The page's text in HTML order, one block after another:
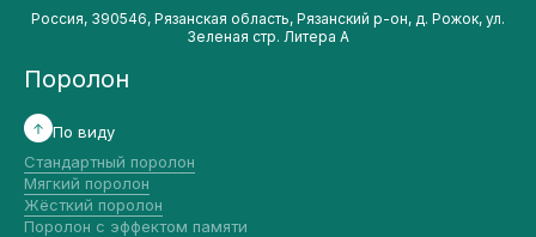
Россия, 390546, Рязанская область, Рязанский р-он, д. Рожок, ул.
Зеленая стр. Литера А
Поролон
По виду
Стандартный поролон
Мягкий поролон
Жёсткий поролон
Поролон с эффектом памяти